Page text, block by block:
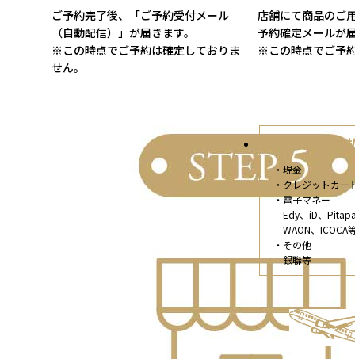
ご予約完了後、「ご予約受付メール
（自動配信）」が届きます。
※この時点でご予約は確定しておりま
せん。
店舗にて商品のご
予約確定メールが
※この時点でご予
【店頭
・現金
・クレジットカー
・電子マネー
Edy、iD、
WAON、ICOCA
・その他
銀聯等